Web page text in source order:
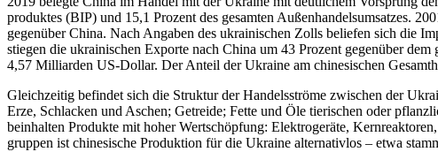
pro­duk­tes (BIP) und 15,1 Prozent des gesam­ten Außen­han­dels­um­sat­zes.
gegen­über China. Nach Angaben des ukrai­ni­schen Zolls belie­fen sich die
stiegen die ukrai­ni­schen Exporte nach China um 43 Prozent gegen­über
4,57 Mil­li­ar­den US-Dollar. Der Anteil der Ukraine am chi­ne­si­schen
Gleich­zei­tig befin­det sich die Struk­tur der Han­dels­ströme zwi­schen der
Erze, Schla­cken und Aschen; Getreide; Fette und Öle tie­ri­schen oder
beinhal­ten Pro­dukte mit hoher Wert­schöp­fung: Elek­tro­ge­räte,
grup­pen ist chi­ne­si­sche Pro­duk­tion für die Ukraine alter­na­tiv­los – etwa